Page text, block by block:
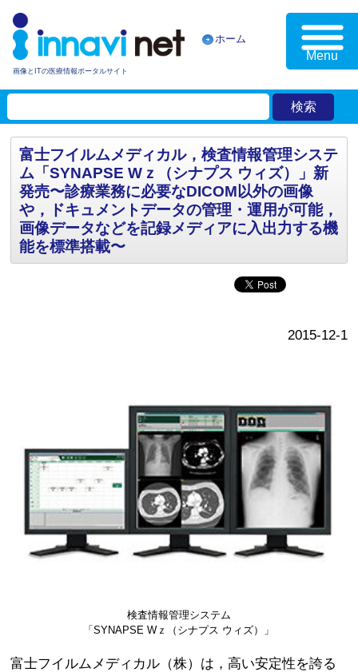
画像とITの医療情報ポータルサイト
ホーム
Menu
富士フイルムメディカル，検査情報管理システ
ム「SYNAPSE Wｚ（シナプス ウィズ）」新
発売〜診療業務に必要なDICOM以外の画像
や，ドキュメントデータの管理・運用が可能，
画像データなどを記録メディアに入出力する機
能を標準搭載〜
2015-12-1
検査情報管理システム
「SYNAPSE Wｚ（シナプス ウィズ）」
富士フイルムメディカル（株）は，高い安定性を誇る